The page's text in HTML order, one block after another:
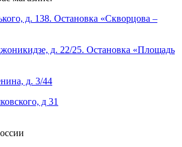
д. 138. Остановка «Скворцова –
д. 22/25. Остановка «Площадь
д. 3/44
д 31